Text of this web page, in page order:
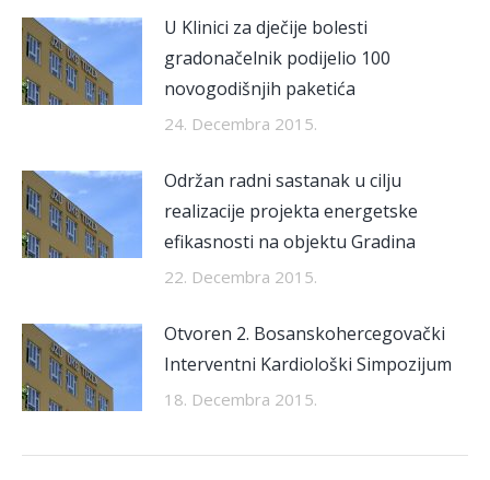
U Klinici za dječije bolesti
gradonačelnik podijelio 100
novogodišnjih paketića
24. Decembra 2015.
Održan radni sastanak u cilju
realizacije projekta energetske
efikasnosti na objektu Gradina
22. Decembra 2015.
Otvoren 2. Bosanskohercegovački
Interventni Kardiološki Simpozijum
18. Decembra 2015.